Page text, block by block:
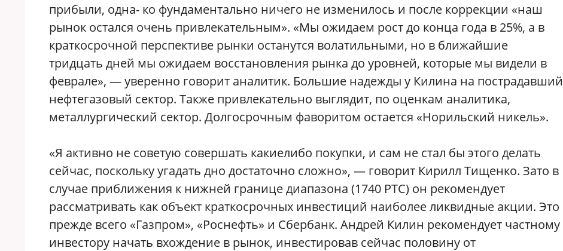
прибыли, одна- ко фундаментально ничего не изменилось и после коррекции «наш
рынок остался очень привлекательным». «Мы ожидаем рост до конца года в 25%, а в
краткосрочной перспективе рынки останутся волатильными, но в ближайшие
тридцать дней мы ожидаем восстановления рынка до уровней, которые мы видели в
феврале», — уверенно говорит аналитик. Большие надежды у Килина на пострадавший
нефтегазовый сектор. Также привлекательно выглядит, по оценкам аналитика,
металлургический сектор. Долгосрочным фаворитом остается «Норильский никель».
«Я активно не советую совершать какиелибо покупки, и сам не стал бы этого делать
сейчас, поскольку угадать дно достаточно сложно», — говорит Кирилл Тищенко. Зато в
случае приближения к нижней границе диапазона (1740 РТС) он рекомендует
рассматривать как объект краткосрочных инвестиций наиболее ликвидные акции. Это
прежде всего «Газпром», «Роснефть» и Сбербанк. Андрей Килин рекомендует частному
инвестору начать вхождение в рынок, инвестировав сейчас половину от